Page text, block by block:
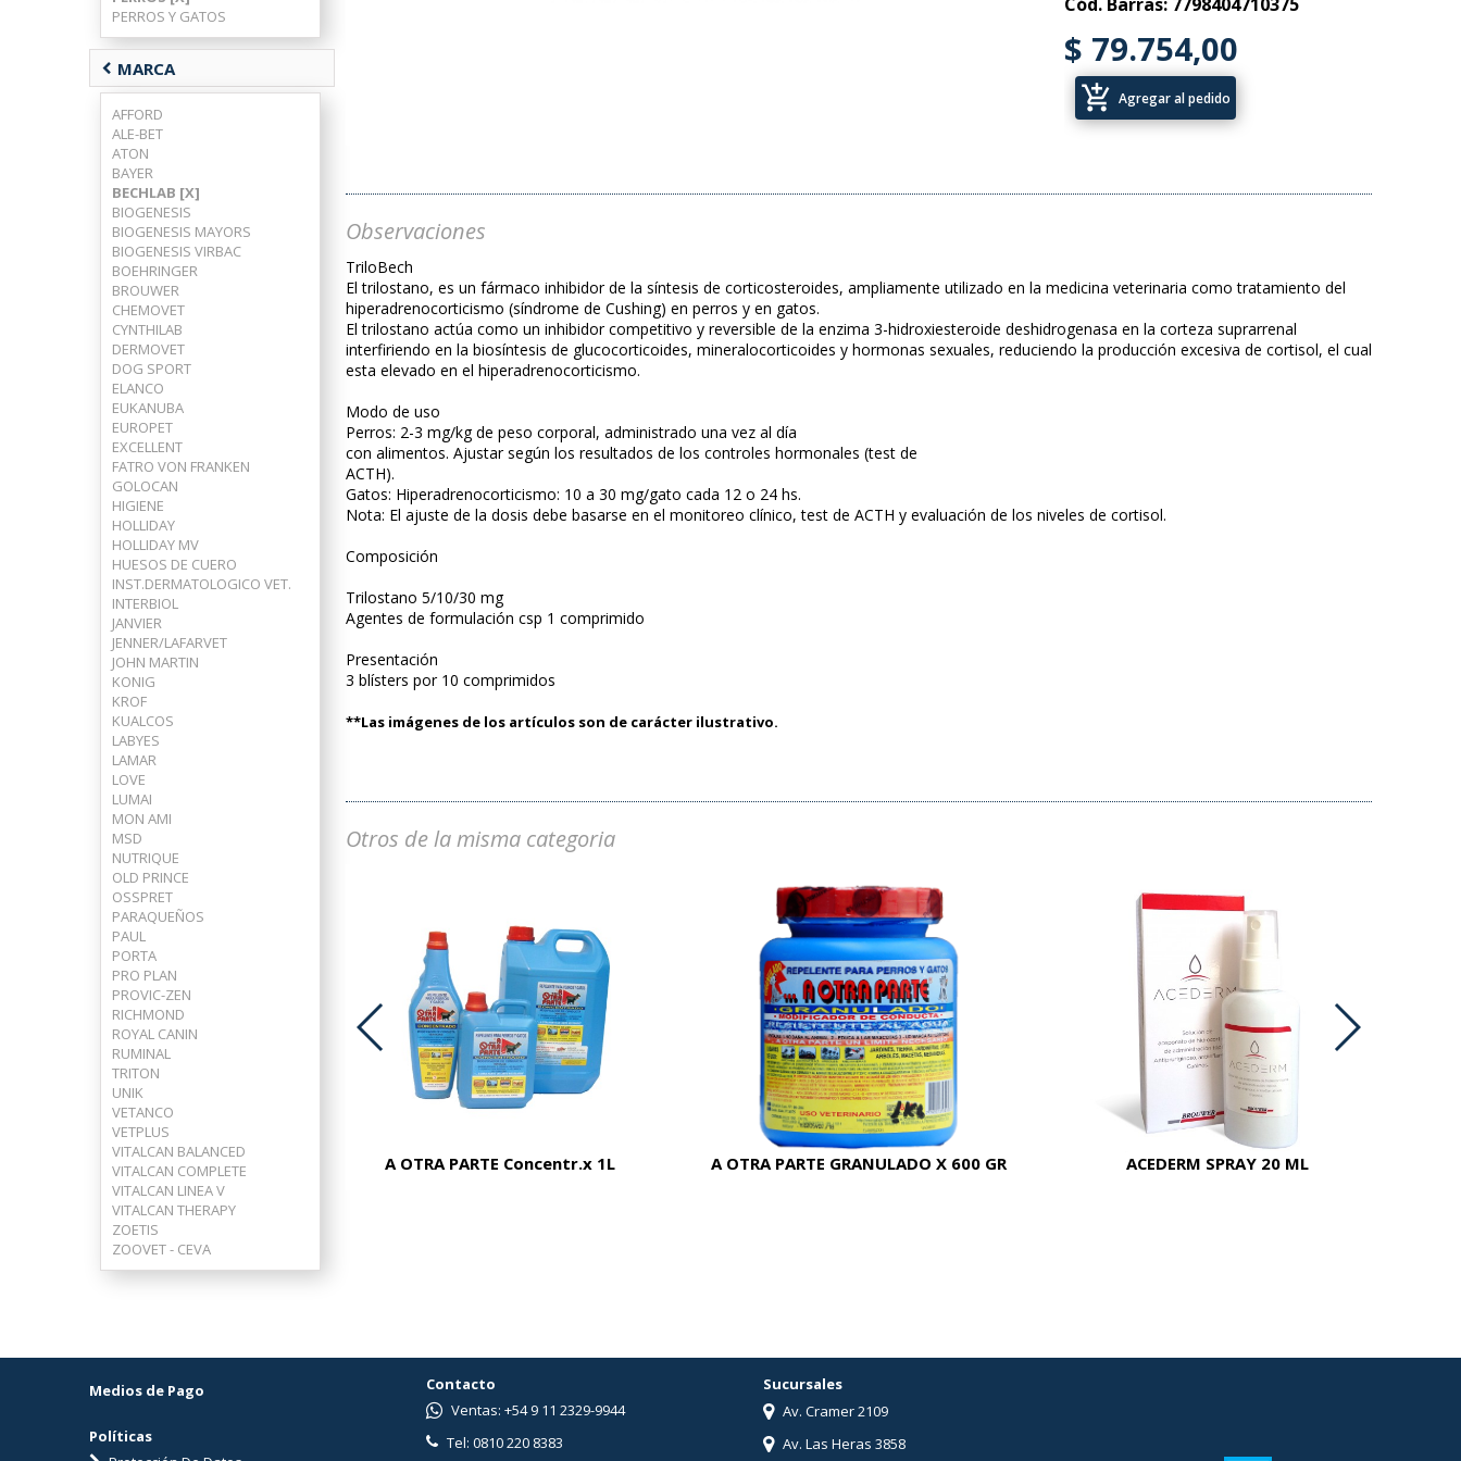
PERROS Y GATOS
chevron_left MARCA
AFFORD
ALE-BET
ATON
BAYER
BECHLAB [X]
BIOGENESIS
BIOGENESIS MAYORS
BIOGENESIS VIRBAC
BOEHRINGER
BROUWER
CHEMOVET
CYNTHILAB
DERMOVET
DOG SPORT
ELANCO
EUKANUBA
EUROPET
EXCELLENT
FATRO VON FRANKEN
GOLOCAN
HIGIENE
HOLLIDAY
HOLLIDAY MV
HUESOS DE CUERO
INST.DERMATOLOGICO VET.
INTERBIOL
JANVIER
JENNER/LAFARVET
JOHN MARTIN
KONIG
KROF
KUALCOS
LABYES
LAMAR
LOVE
LUMAI
MON AMI
MSD
NUTRIQUE
OLD PRINCE
OSSPRET
PARAQUEÑOS
PAUL
PORTA
PRO PLAN
PROVIC-ZEN
RICHMOND
ROYAL CANIN
RUMINAL
TRITON
UNIK
VETANCO
VETPLUS
VITALCAN BALANCED
VITALCAN COMPLETE
VITALCAN LINEA V
VITALCAN THERAPY
ZOETIS
ZOOVET - CEVA
$ 79.754,00
add_shopping_cart Agregar al pedido
Observaciones
TriloBech
El trilostano, es un fármaco inhibidor de la síntesis de corticosteroides, ampliamente utilizado en la medicina veterinaria como tratamiento del
hiperadrenocorticismo (síndrome de Cushing) en perros y en gatos.
El trilostano actúa como un inhibidor competitivo y reversible de la enzima 3-hidroxiesteroide deshidrogenasa en la corteza suprarrenal
interfiriendo en la biosíntesis de glucocorticoides, mineralocorticoides y hormonas sexuales, reduciendo la producción excesiva de cortisol, el cual
esta elevado en el hiperadrenocorticismo.
Modo de uso
Perros: 2-3 mg/kg de peso corporal, administrado una vez al día
con alimentos. Ajustar según los resultados de los controles hormonales (test de
ACTH).
Gatos: Hiperadrenocorticismo: 10 a 30 mg/gato cada 12 o 24 hs.
Nota: El ajuste de la dosis debe basarse en el monitoreo clínico, test de ACTH y evaluación de los niveles de cortisol.
Composición
Trilostano 5/10/30 mg
Agentes de formulación csp 1 comprimido
Presentación
3 blísters por 10 comprimidos
**Las imágenes de los artículos son de carácter ilustrativo.
Otros de la misma categoria
ADVOCATE PERROS 25-40 KG
A OTRA PARTE Concentr.x 1L A OTRA PARTE GRANULADO X 600 GR ACEDERM SPRAY 20 ML
Medios de Pago
Políticas
Contacto
Ventas: +54 9 11 2329-9944
Tel: 0810 220 8383
Sucursales
Av. Cramer 2109
Av. Las Heras 3858